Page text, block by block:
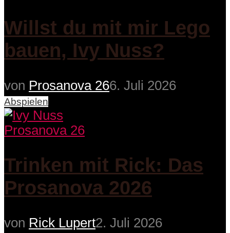
Willst du mit mir Lego
bauen, Ivy Nuss?
von Prosanova 266. Juli 2026
Abspielen
Prosanova 26
Trinken mit Rick: Das
Prosanova 2026
von Rick Lupert2. Juli 2026